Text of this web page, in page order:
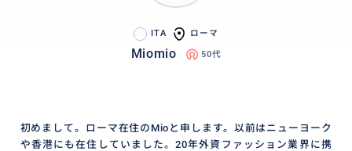
ITA ローマ
Miomio 50代
初めまして。ローマ在住のMioと申します。以前はニューヨーク
や香港にも在住していました。20年外資ファッション業界に携